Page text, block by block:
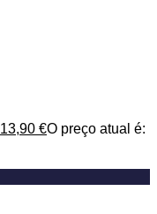
13,90 €O preço atual é: